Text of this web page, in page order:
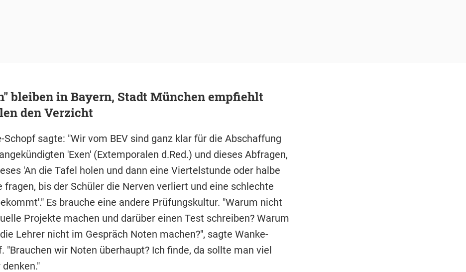
bleiben in Bayern, Stadt München empfiehlt
den Verzicht
Schopf sagte: "Wir vom BEV sind ganz klar für die Abschaffung
'Exen' (Extemporalen d.Red.) und dieses Abfragen,
'An die Tafel holen und dann eine Viertelstunde oder halbe
fragen, bis der Schüler die Nerven verliert und eine schlechte
Es brauche eine andere Prüfungskultur. "Warum nicht
Projekte machen und darüber einen Test schreiben? Warum
Lehrer nicht im Gespräch Noten machen?", sagte Wanke-
"Brauchen wir Noten überhaupt? Ich finde, da sollte man viel